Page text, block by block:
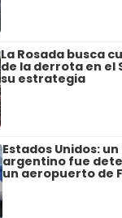
La Rosada busca
de la derrota en el
su estrategia
Estados Unidos:
argentino fue
un aeropuerto de